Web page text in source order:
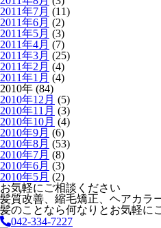
2011年7月 (11)
2011年6月 (2)
2011年5月 (3)
2011年4月 (7)
2011年3月 (25)
2011年2月 (4)
2011年1月 (4)
2010年 (84)
2010年12月 (5)
2010年11月 (3)
2010年10月 (4)
2010年9月 (6)
2010年8月 (53)
2010年7月 (8)
2010年6月 (3)
2010年5月 (2)
お気軽にご相談ください
髪質改善、縮毛矯正、ヘアカラ
髪のことなら何なりとお気軽に
042-334-7227